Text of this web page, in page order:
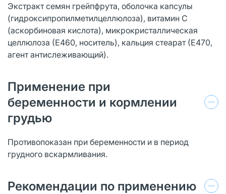
Экстракт семян грейпфрута, оболочка капсулы
(гидроксипропилметилцеллюлоза), витамин С
(аскорбиновая кислота), микрокристаллическая
целлюлоза (Е460, носитель), кальция стеарат (Е470,
агент антислеживающий).
Применение при
беременности и кормлении
грудью
Противопоказан при беременности и в период
грудного вскармливания.
Рекомендации по применению